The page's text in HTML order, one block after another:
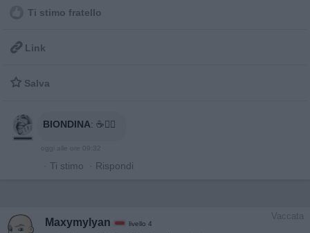
Ti stimo fratello
 Link
 Salva
BIONDINA: ☕🙋‍♀️
oggi alle ore 09:32
· Ti stimo · Rispondi
Vaccata
Maxymylyan livello 4